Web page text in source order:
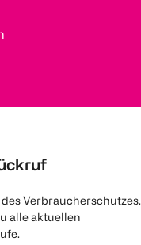
Verbraucherschutzes.
alle aktuellen